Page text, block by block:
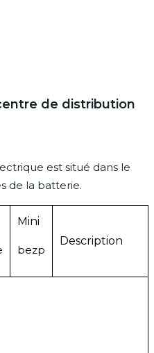
de distribution
est situé dans le
de la batterie.
Mini
bezp
Description